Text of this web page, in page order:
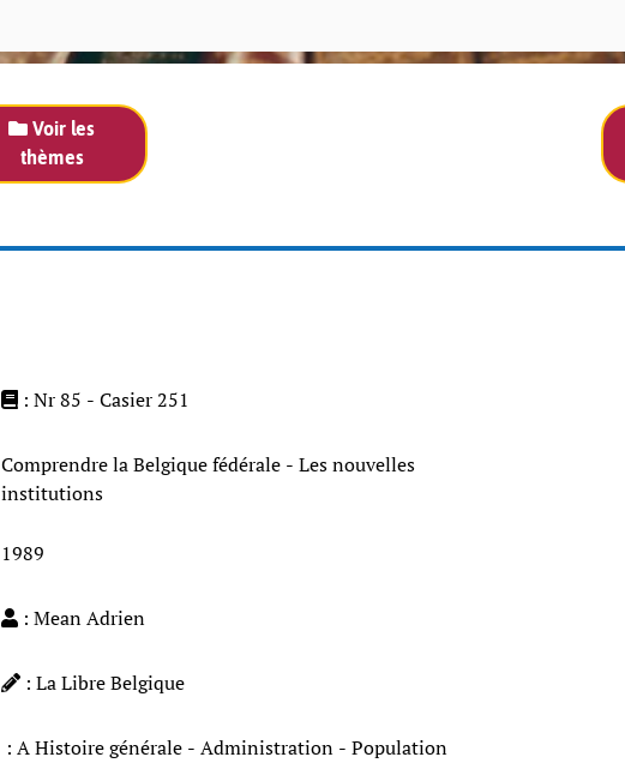
Voir les
thèmes
: Nr 85 - Casier 251
Comprendre la Belgique fédérale - Les nouvelles
institutions
1989
: Mean Adrien
: La Libre Belgique
: A Histoire générale - Administration - Population